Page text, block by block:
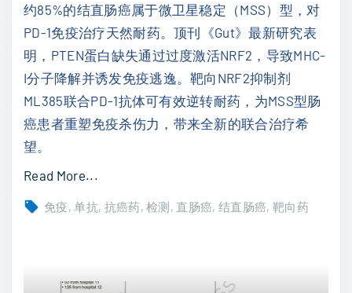
存
率
近
5
%
数
据
证
实
：
结
化
低
约85%的结直肠癌属于微卫星稳定（MSS）型，对
PD-1免疫治疗天然耐药。顶刊《Gut》最新研究表
明，PTEN蛋白缺失通过过度激活NRF2，导致MHC-
I分子降解并诱发免疫逃逸。靶向NRF2抑制剂
ML385联合PD-1抗体可有效逆转耐药，为MSS型肠
癌患者重塑免疫杀伤力，带来全新的联合治疗希
望。
Read More..."
结
免疫 单抗 抗癌药 检测 直肠癌 结直肠癌 靶向药